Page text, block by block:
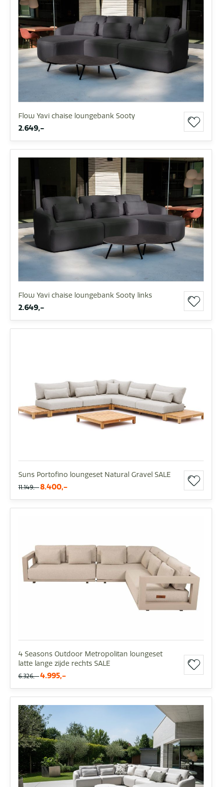
Flow Yavi chaise loungebank Sooty
2.649,-
Flow Yavi chaise loungebank Sooty links
2.649,-
Suns Portofino loungeset Natural Gravel SALE
11.149,- 8.400,-
4 Seasons Outdoor Metropolitan loungeset
latte lange zijde rechts SALE
6.326,- 4.995,-